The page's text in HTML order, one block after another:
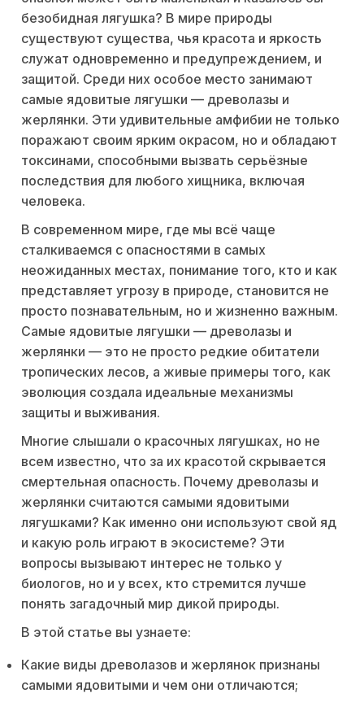
безобидная лягушка? В мире природы
существуют существа, чья красота и яркость
служат одновременно и предупреждением, и
защитой. Среди них особое место занимают
самые ядовитые лягушки — древолазы и
жерлянки. Эти удивительные амфибии не только
поражают своим ярким окрасом, но и обладают
токсинами, способными вызвать серьёзные
последствия для любого хищника, включая
человека.
В современном мире, где мы всё чаще
сталкиваемся с опасностями в самых
неожиданных местах, понимание того, кто и как
представляет угрозу в природе, становится не
просто познавательным, но и жизненно важным.
Самые ядовитые лягушки — древолазы и
жерлянки — это не просто редкие обитатели
тропических лесов, а живые примеры того, как
эволюция создала идеальные механизмы
защиты и выживания.
Многие слышали о красочных лягушках, но не
всем известно, что за их красотой скрывается
смертельная опасность. Почему древолазы и
жерлянки считаются самыми ядовитыми
лягушками? Как именно они используют свой яд
и какую роль играют в экосистеме? Эти
вопросы вызывают интерес не только у
биологов, но и у всех, кто стремится лучше
понять загадочный мир дикой природы.
В этой статье вы узнаете:
Какие виды древолазов и жерлянок признаны
самыми ядовитыми и чем они отличаются;